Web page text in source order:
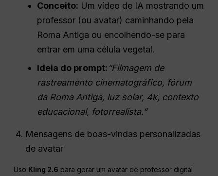
Conceito: Um vídeo de IA mostrando um
professor (ou avatar) caminhando pela
Roma Antiga ou encolhendo-se para
entrar em uma célula vegetal.
Ideia do prompt: “Filmagem de
rastreamento cinematográfico, fórum
da Roma Antiga, luz solar, 4k, contexto
educacional, fotorrealista.”
Mensagens de boas-vindas personalizadas
de avatar
Uso Kling 2.6 para gerar um avatar de professor digital